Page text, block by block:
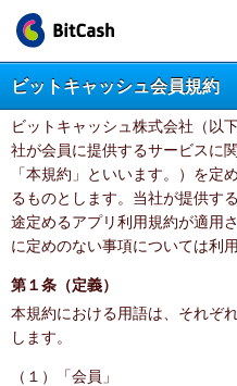
ビットキャッシュ会員規約
ビットキャッシュ株式会社（以
社が会員に提供するサービスに
「本規約」といいます。）を定
るものとします。当社が提供す
途定めるアプリ利用規約が適用
に定めのない事項については利
第１条（定義）
本規約における用語は、それぞ
します。
（１）「会員」